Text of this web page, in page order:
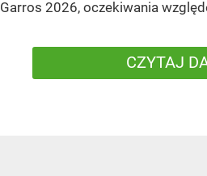
Garros 2026, oczekiwania
CZYTAJ